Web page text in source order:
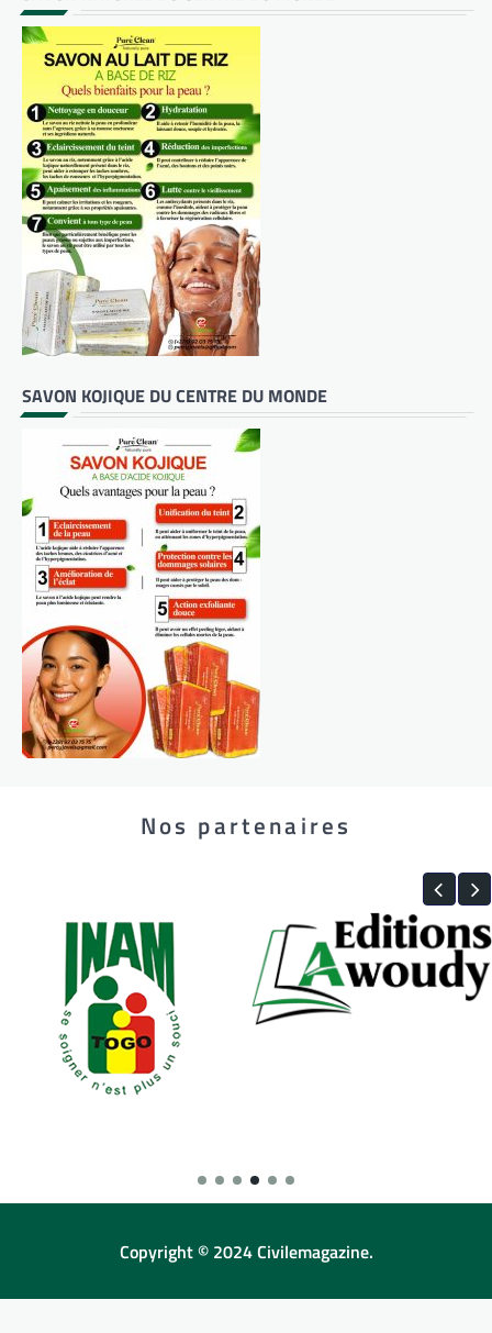
SAVON KOJIQUE DU CENTRE DU MONDE
Nos partenaires
Copyright © 2024 Civilemagazine.